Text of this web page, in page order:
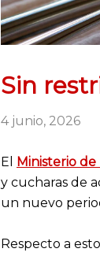
Sin
4 junio, 2026
El Ministerio
y cucharas de
un nuevo
Respecto a